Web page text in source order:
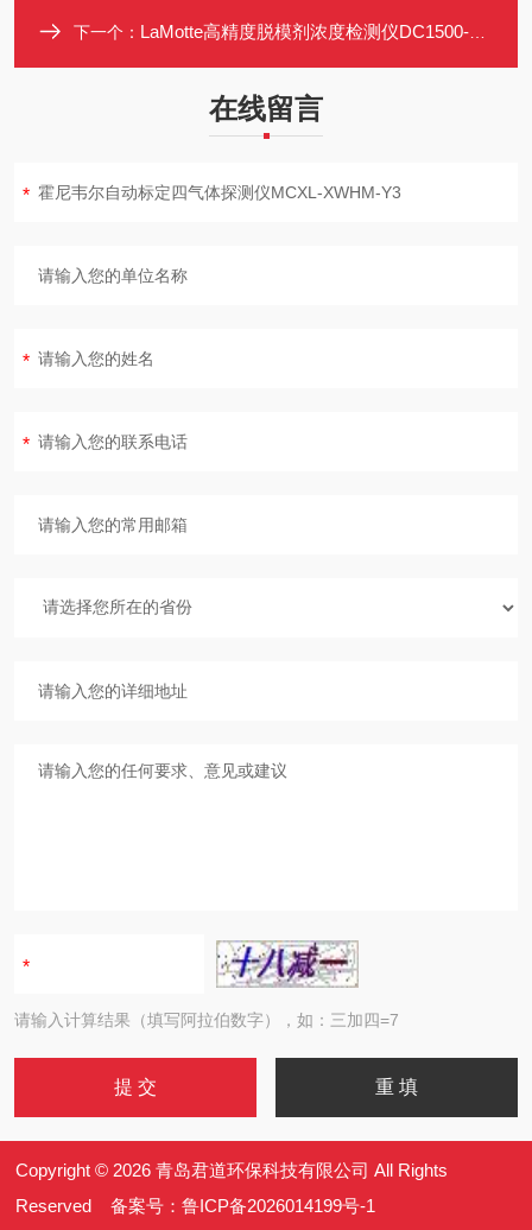
下一个： LaMotte高精度脱模剂浓度检测仪DC1500-UDV
在线留言
请输入计算结果（填写阿拉伯数字），如：三加四=7
Copyright © 2026 青岛君道环保科技有限公司 All Rights
Reserved 备案号：鲁ICP备2026014199号-1